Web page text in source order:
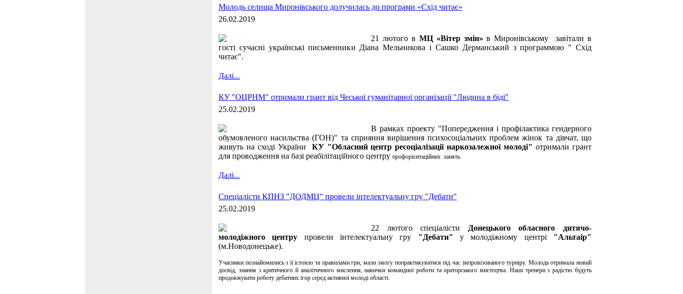
Молодь селища Миронівського долучилась до програми «Схід читає»
26.02.2019
21 лютого в МЦ «Вітер змін» в Миронівському завітали в
гості сучасні українські письменники Діана Мельникова і Сашко Дерманський з программою " Схід
читає".
Далі...
КУ "ОЦРНМ" отримали грант від Чеської гуманітарної організації "Людина в біді"
25.02.2019
В рамках проекту "Попередження і профілактика гендерного
обумовленого насильства (ГОН)" та сприяння вирішення психосоціальних проблем жінок та дівчат, що
живуть на сході України КУ "Обласний центр ресоціалізації наркозалежної молоді"отримали грант
для проводження на базі реабілітаційного центру профорієнтаційних занять.
Далі...
Спеціалісти КПНЗ "ДОДМЦ" провели інтелектуальну гру "Дебати"
25.02.2019
22 лютого спеціалісти
Донецького обласного дитячо-
молодіжного центру провели інтелектуальну гру "Дебати"у молодіжному центрі "Альтаір"
(м.Новодонецьке).
Учасники познайомились з її істоією та правилами гри, мали змогу попрактикуватися під час імпровізованого турніру. Молодь отримала новий
досвід, знання з критичного й аналітичного мислення, навички командної роботи та ораторського мистецтва. Наші тренери з радістю будуть
продовжувати роботу дебатних ігор серед активної молоді області.